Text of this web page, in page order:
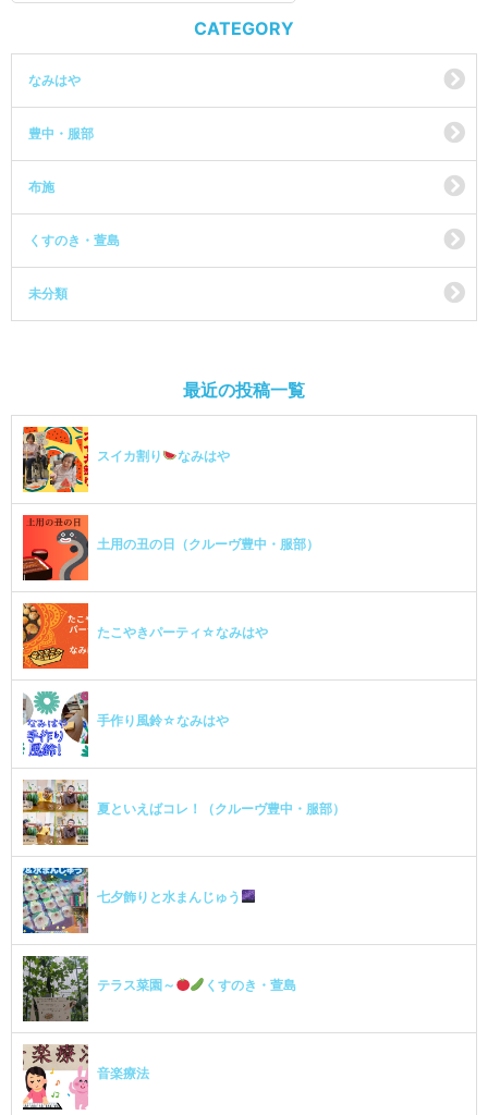
CATEGORY
なみはや
豊中・服部
布施
くすのき・萱島
未分類
最近の投稿一覧
スイカ割り なみはや
土用の丑の日（クルーヴ豊中・服部）
たこやきパーティ☆なみはや
手作り風鈴☆なみはや
夏といえばコレ！（クルーヴ豊中・服部）
七夕飾りと水まんじゅう
テラス菜園～ くすのき・萱島
音楽療法